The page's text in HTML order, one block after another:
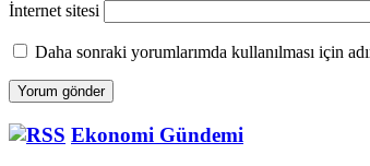
İnternet sitesi
Daha sonraki yorumlarımda kullanılması için
Ekonomi Gündemi